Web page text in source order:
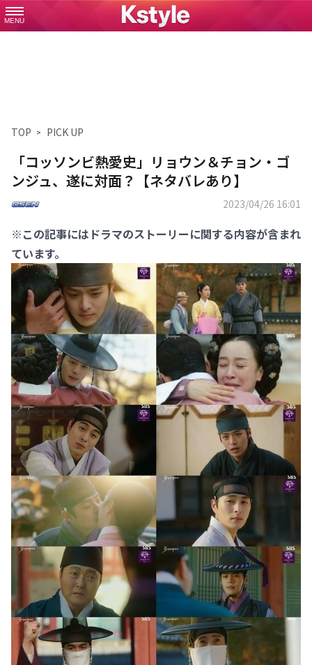
MENU
TOP PICK UP
「コッソンビ熱愛史」リョウン＆チョン・ゴ
ンジュ、遂に対面？【ネタバレあり】
2023/04/26 16:01
※この記事にはドラマのストーリーに関する内容が含まれ
ています。